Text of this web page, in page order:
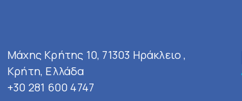
Μάχης Κρήτης 10, 71303 Ηράκλειο ,
Κρήτη, Ελλάδα
+30 281 600 4747